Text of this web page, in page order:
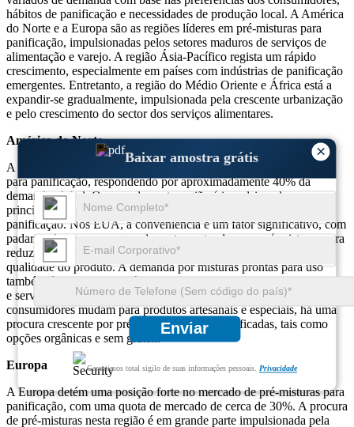
×
Baixar amostra grátis
Enviar
Garantimos total sigilo de suas informações pessoais. Privacidade
hábitos de panificação e necessidades de produção local. A América
do Norte e a Europa são as regiões líderes em pré-misturas para
panificação, impulsionadas pelos setores maduros de serviços de
alimentação e varejo. A região Ásia-Pacífico regista um rápido
crescimento, especialmente em países com indústrias de panificação
emergentes. Entretanto, a região do Médio Oriente e África está a
expandir-se gradualmente, impulsionada pela crescente urbanização
e pelo crescimento do sector dos serviços alimentares.
América do Norte
A América do Norte é um dos maiores mercados de pré-misturas
para panificação, respondendo por aproximadamente 40% da
demanda global. O mercado nesta região é impulsionado
principalmente pelo alto consumo de pães e outros produtos de
panificação. Nos EUA, a conveniência é um fator significativo, com
padarias de pequeno e grande porte contando com pré-misturas para
reduzir o tempo de preparação e, ao mesmo tempo, manter a
qualidade do produto. A demanda por misturas prontas para uso
também é forte no Canadá, especialmente nos setores de panificação
e serviços de alimentação. À medida que as preferências dos
consumidores mudam para produtos artesanais e especiais, há uma
procura crescente por pré-misturas mais diversificadas, tais como
opções orgânicas e sem glúten.
Europa
A Europa detém uma posição forte no mercado de pré-misturas para
panificação, com uma quota de mercado de cerca de 30%. A procura
de pré-misturas nesta região é em grande parte impulsionada pela